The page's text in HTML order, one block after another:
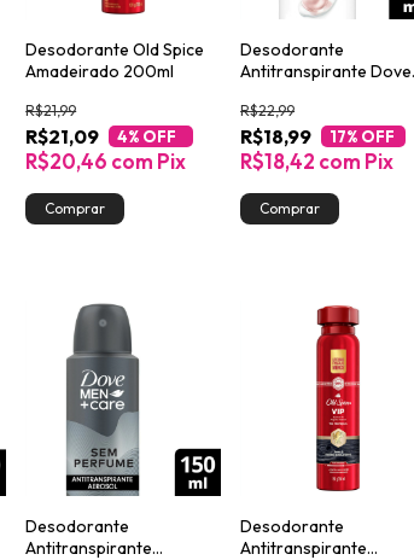
Desodorante Old Spice
Amadeirado 200ml
R$21,09
R$21,99
4% OFF
R$20,46 com Pix
Desodorante
Antitranspirante Dove
R$18,99
R$22,99
17% OFF
R$18,42 com Pix
Desodorante
Antitranspirante
Desodorante
Antitranspirante